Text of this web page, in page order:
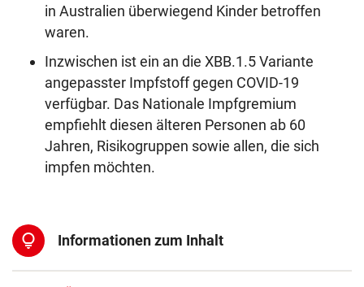
in Australien überwiegend Kinder betroffen
waren.
Inzwischen ist ein an die XBB.1.5 Variante
angepasster Impfstoff gegen COVID-19
verfügbar. Das Nationale Impfgremium
empfiehlt diesen älteren Personen ab 60
Jahren, Risikogruppen sowie allen, die sich
impfen möchten.
lightbulb Informationen zum Inhalt